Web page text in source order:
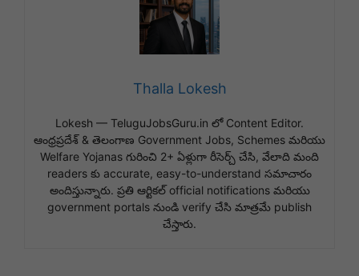
Thalla Lokesh
Lokesh — TeluguJobsGuru.in లో Content Editor.
ఆంధ్రప్రదేశ్ & తెలంగాణ Government Jobs, Schemes మరియు
Welfare Yojanas గురించి 2+ ఏళ్లుగా రీసెర్చ్ చేసి, వేలాది మంది
readers కు accurate, easy-to-understand సమాచారం
అందిస్తున్నారు. ప్రతి ఆర్టికల్ official notifications మరియు
government portals నుండి verify చేసి మాత్రమే publish
చేస్తారు.